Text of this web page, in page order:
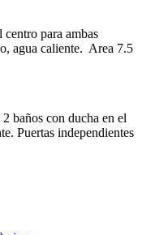
para ambas
, agua caliente. Area 7.5
baños con ducha en el
Puertas independientes